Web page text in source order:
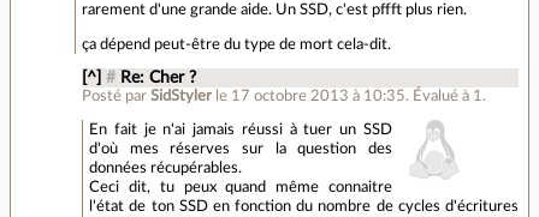
rarement d'une grande aide. Un SSD, c'est pffft plus rien.
ça dépend peut-être du type de mort cela-dit.
[^] # Re: Cher ?
Posté parSidStyler le 17 octobre 2013 à 10:35. Évalué à 1 .
En fait je n'ai jamais réussi à tuer un SSD
d'où mes réserves sur la question des
données récupérables.
Ceci dit, tu peux quand même connaitre
l'état de ton SSD en fonction du nombre de cycles d'écritures